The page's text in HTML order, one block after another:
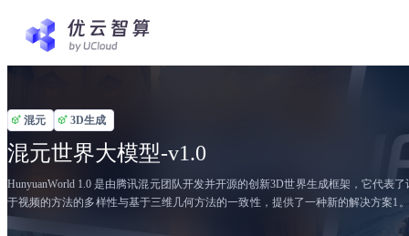
混元 3D生成
混元世界大模型-v1.0
HunyuanWorld 1.0 是由腾讯混元团队开发并开源的创新3D世界生成框架，它代
于视频的方法的多样性与基于三维几何方法的一致性，提供了一种新的解决方案1。 核心功能上，HunyuanWorld 1.0 提供了以下三大优势： 沉浸式体验：利用全景图像作为360°的世
理，提供了全方位的沉浸式视觉体验。 工业级兼容性：支持将生成的3D场景导